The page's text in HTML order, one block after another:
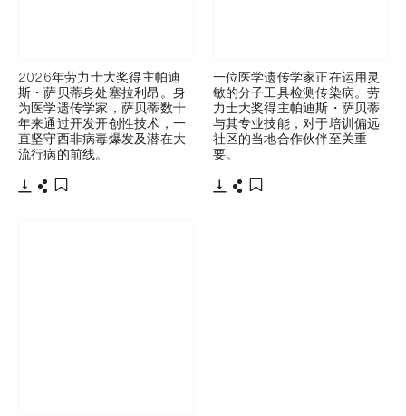
2026年劳力士大奖得主帕迪
斯・萨贝蒂身处塞拉利昂。身
为医学遗传学家，萨贝蒂数十
年来通过开发开创性技术，一
直坚守西非病毒爆发及潜在大
流行病的前线。
一位医学遗传学家正在运用灵
敏的分子工具检测传染病。劳
力士大奖得主帕迪斯・萨贝蒂
与其专业技能，对于培训偏远
社区的当地合作伙伴至关重
要。